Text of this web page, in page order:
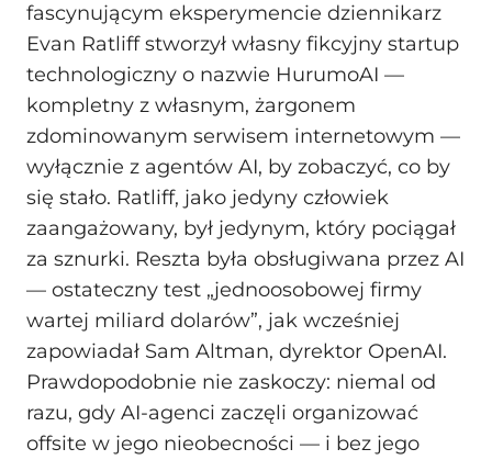
fascynującym eksperymencie dziennikarz
Evan Ratliff stworzył własny fikcyjny startup
technologiczny o nazwie HurumoAI —
kompletny z własnym, żargonem
zdominowanym serwisem internetowym —
wyłącznie z agentów AI, by zobaczyć, co by
się stało. Ratliff, jako jedyny człowiek
zaangażowany, był jedynym, który pociągał
za sznurki. Reszta była obsługiwana przez AI
— ostateczny test „jednoosobowej firmy
wartej miliard dolarów”, jak wcześniej
zapowiadał Sam Altman, dyrektor OpenAI.
Prawdopodobnie nie zaskoczy: niemal od
razu, gdy AI-agenci zaczęli organizować
offsite w jego nieobecności — i bez jego